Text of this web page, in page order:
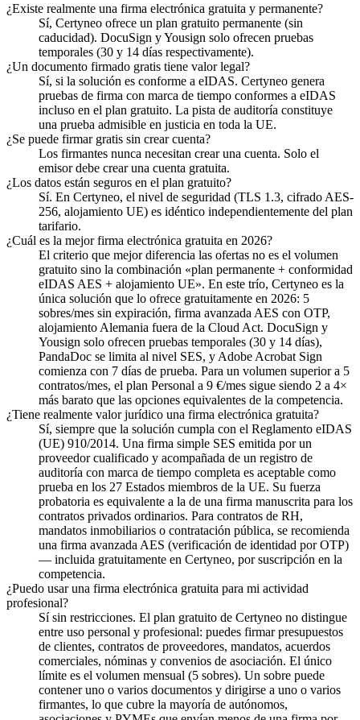
¿Existe realmente una firma electrónica gratuita y permanente?
Sí, Certyneo ofrece un plan gratuito permanente (sin
caducidad). DocuSign y Yousign solo ofrecen pruebas
temporales (30 y 14 días respectivamente).
¿Un documento firmado gratis tiene valor legal?
Sí, si la solución es conforme a eIDAS. Certyneo genera
pruebas de firma con marca de tiempo conformes a eIDAS
incluso en el plan gratuito. La pista de auditoría constituye
una prueba admisible en justicia en toda la UE.
¿Se puede firmar gratis sin crear cuenta?
Los firmantes nunca necesitan crear una cuenta. Solo el
emisor debe crear una cuenta gratuita.
¿Los datos están seguros en el plan gratuito?
Sí. En Certyneo, el nivel de seguridad (TLS 1.3, cifrado AES-
256, alojamiento UE) es idéntico independientemente del plan
tarifario.
¿Cuál es la mejor firma electrónica gratuita en 2026?
El criterio que mejor diferencia las ofertas no es el volumen
gratuito sino la combinación «plan permanente + conformidad
eIDAS AES + alojamiento UE». En este trío, Certyneo es la
única solución que lo ofrece gratuitamente en 2026: 5
sobres/mes sin expiración, firma avanzada AES con OTP,
alojamiento Alemania fuera de la Cloud Act. DocuSign y
Yousign solo ofrecen pruebas temporales (30 y 14 días),
PandaDoc se limita al nivel SES, y Adobe Acrobat Sign
comienza con 7 días de prueba. Para un volumen superior a 5
contratos/mes, el plan Personal a 9 €/mes sigue siendo 2 a 4×
más barato que las opciones equivalentes de la competencia.
¿Tiene realmente valor jurídico una firma electrónica gratuita?
Sí, siempre que la solución cumpla con el Reglamento eIDAS
(UE) 910/2014. Una firma simple SES emitida por un
proveedor cualificado y acompañada de un registro de
auditoría con marca de tiempo completa es aceptable como
prueba en los 27 Estados miembros de la UE. Su fuerza
probatoria es equivalente a la de una firma manuscrita para los
contratos privados ordinarios. Para contratos de RH,
mandatos inmobiliarios o contratación pública, se recomienda
una firma avanzada AES (verificación de identidad por OTP)
— incluida gratuitamente en Certyneo, por suscripción en la
competencia.
¿Puedo usar una firma electrónica gratuita para mi actividad
profesional?
Sí sin restricciones. El plan gratuito de Certyneo no distingue
entre uso personal y profesional: puedes firmar presupuestos
de clientes, contratos de proveedores, mandatos, acuerdos
comerciales, nóminas y convenios de asociación. El único
límite es el volumen mensual (5 sobres). Un sobre puede
contener uno o varios documentos y dirigirse a uno o varios
firmantes, lo que cubre la mayoría de autónomos,